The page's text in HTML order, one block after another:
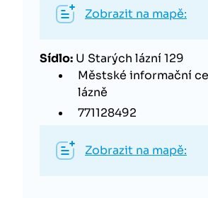
Zobrazit na mapě:
Sídlo: U Starých lázní 129
Městské informační
lázně
771128492
Zobrazit na mapě: